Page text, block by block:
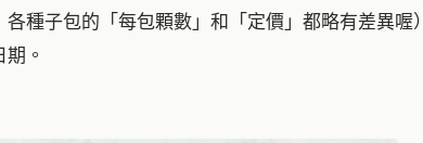
種子包的「每包顆數」和「定價」都略有差異喔）
。